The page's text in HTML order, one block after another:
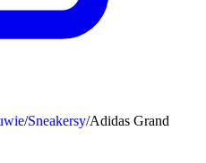
/Sneakersy/Adidas Grand